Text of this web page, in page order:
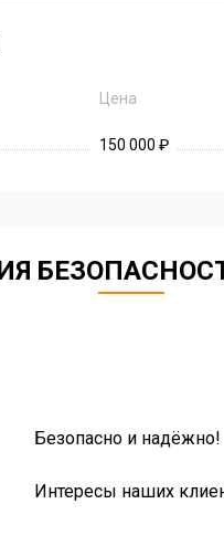
Цена
150 000 ₽
Безопасно и надёжно!
Интересы наших